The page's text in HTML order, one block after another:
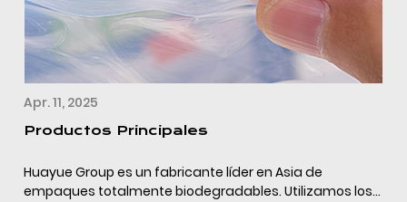
Apr. 11, 2025
Productos Principales
Huayue Group es un fabricante líder en Asia de
empaques totalmente biodegradables. Utilizamos los